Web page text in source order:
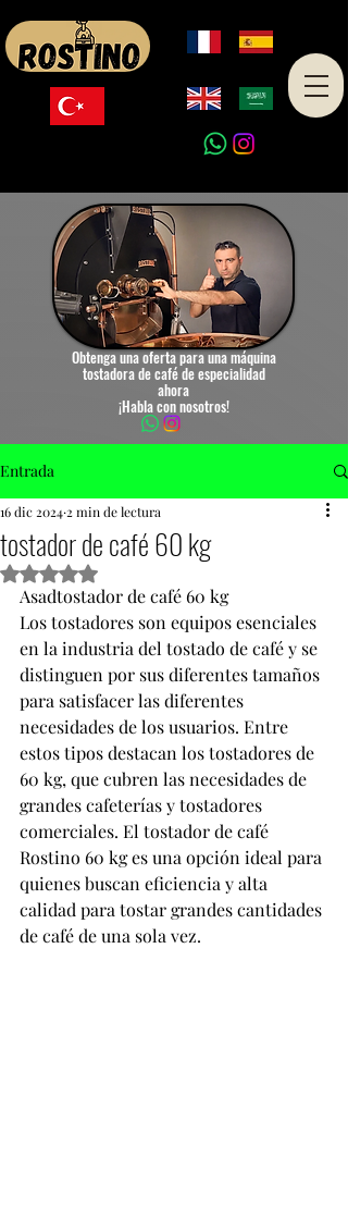
Obtenga una oferta para una máquina
tostadora de café de especialidad
ahora
¡Habla con nosotros!
Entrada
tostador de café 60 kg
16 dic 2024 2 min de lectura
Obtuvo NaN de 5 estrellas.
Asadtostador de café 60 kg
Los tostadores son equipos esenciales
en la industria del tostado de café y se
distinguen por sus diferentes tamaños
para satisfacer las diferentes
necesidades de los usuarios. Entre
estos tipos destacan los tostadores de
60 kg, que cubren las necesidades de
grandes cafeterías y tostadores
comerciales. El tostador de café
Rostino 60 kg es una opción ideal para
quienes buscan eficiencia y alta
calidad para tostar grandes cantidades
de café de una sola vez.